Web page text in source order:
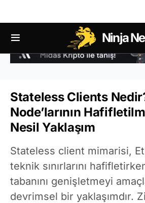
Ninja
Stateless Clients
Node’larının
Nesil Yaklaşım
Stateless client mimarisi,
teknik sınırlarını
tabanını genişletmeyi
devrimsel bir yaklaşımdır.